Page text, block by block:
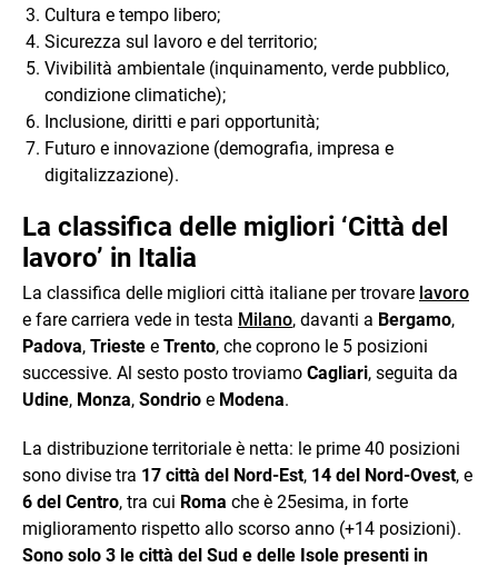
Cultura e tempo libero;
Sicurezza sul lavoro e del territorio;
Vivibilità ambientale (inquinamento, verde pubblico,
condizione climatiche);
Inclusione, diritti e pari opportunità;
Futuro e innovazione (demografia, impresa e
digitalizzazione).
La classifica delle migliori ‘Città del
lavoro’ in Italia
La classifica delle migliori città italiane per trovare lavoro
e fare carriera vede in testa Milano, davanti a Bergamo,
Padova, Trieste e Trento, che coprono le 5 posizioni
successive. Al sesto posto troviamo Cagliari, seguita da
Udine, Monza, Sondrio e Modena.
La distribuzione territoriale è netta: le prime 40 posizioni
sono divise tra 17 città del Nord-Est, 14 del Nord-Ovest, e
6 del Centro, tra cui Roma che è 25esima, in forte
miglioramento rispetto allo scorso anno (+14 posizioni).
Sono solo 3 le città del Sud e delle Isole presenti in